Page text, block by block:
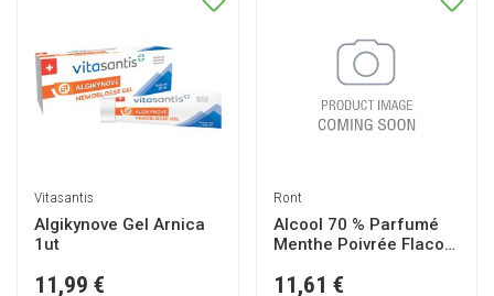
Vitasantis
Algikynove Gel Arnica
1ut
11,99 €
Ront
Alcool 70 % Parfumé
Menthe Poivrée Flacon
11,61 €